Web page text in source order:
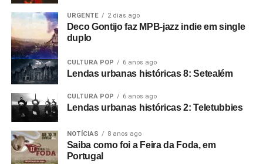
URGENTE 2 dias ago
Deco Gontijo faz MPB-jazz indie em single
duplo
CULTURA POP 6 anos ago
Lendas urbanas históricas 8: Setealém
CULTURA POP 6 anos ago
Lendas urbanas históricas 2: Teletubbies
NOTÍCIAS 8 anos ago
Saiba como foi a Feira da Foda, em
Portugal